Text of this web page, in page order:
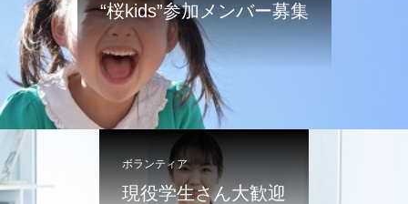
“桜kids”参加メンバー募集
ボランティア
現役学生さん大歓迎